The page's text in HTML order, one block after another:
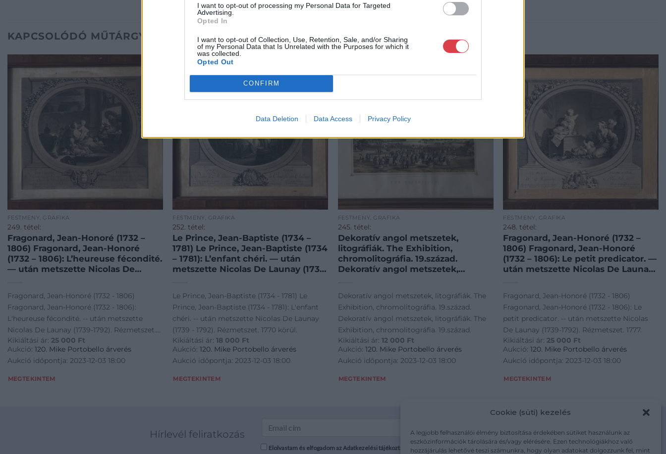
I want to opt-out of processing my Personal Data for Targeted
Advertising.
Opted In
I want to opt-out of Collection, Use, Retention, Sale, and/or Sharing
of my Personal Data that Is Unrelated with the Purposes for which it
was collected.
Opted Out
CONFIRM
Data Deletion Data Access Privacy Policy
Cookie (süti) kezelés
A legjobb felhasználói élmény biztosítása érdekében sütiket használunk az
eszközinformációk tárolására és/vagy elérésére. Ezen technológiákhoz való
hozzájárulás lehetővé teszi számunkra, hogy olyan adatokat dolgozzunk fel, mint
KAPCSOLÓDÓ MŰTÁRGYAK
FESTMÉNY, GRAFIKA
249. tétel:
Fragonard, Jean-Honoré (1732 –
1806) Fragonard, Jean-Honoré
(1732 – 1806): L’heureuse fécondité.
— után metszette Nicolas De
Fragonard, Jean-Honoré (1732 - 1806)
Fragonard, Jean-Honoré (1732 - 1806):
L'heureuse fécondité. -- után metszette
Nicolas De Launay (1739-1792). Rézmetszet.
1777.
Kikiáltási ár: 25 000 Ft
Aukció: 120. Mike Portobello árverés
Aukció időpontja: 2023-12-03 18:00
MEGTEKINTEM
FESTMÉNY, GRAFIKA
252. tétel:
Le Prince, Jean-Baptiste (1734 –
1781) Le Prince, Jean-Baptiste (1734
– 1781): L’enfant chéri. — után
metszette Nicolas De Launay (1739
Le Prince, Jean-Baptiste (1734 - 1781) Le
Prince, Jean-Baptiste (1734 - 1781): L'enfant
chéri. -- után metszette Nicolas De Launay
(1739 - 1792). Rézmetszet. 1770 körül.
Kikiáltási ár:18 000 Ft
Aukció:120. Mike Portobello árverés
Aukció időpontja: 2023-12-03 18:00
MEGTEKINTEM
FESTMÉNY, GRAFIKA
245. tétel:
Dekoratív angol metszetek,
litográfiák. The Exhibition,
chromolitográfia. 19.század.
Dekoratív angol metszetek,
Dekoratív angol metszetek, litográfiák. The
Exhibition, chromolitográfia. 19.század.
Dekoratív angol metszetek, litográfiák. The
Exhibition, chromolitográfia. 19.század.
Kikiáltási ár: 12 000 Ft
Aukció: 120. Mike Portobello árverés
Aukció időpontja: 2023-12-03 18:00
MEGTEKINTEM
FESTMÉNY, GRAFIKA
248. tétel:
Fragonard, Jean-Honoré (1732 –
1806) Fragonard, Jean-Honoré
(1732 – 1806): Le petit predicator. —
után metszette Nicolas De Launay
Fragonard, Jean-Honoré (1732 - 1806)
Fragonard, Jean-Honoré (1732 - 1806): Le
petit predicator. -- után metszette Nicolas
De Launay (1739-1792). Rézmetszet. 1777.
Kikiáltási ár: 25 000 Ft
Aukció:120. Mike Portobello árverés
Aukció időpontja: 2023-12-03 18:00
MEGTEKINTEM
Hírlevél feliratkozás
Elolvastam és elfogadom az Adatkezelési tájékoztatót: mutargy.com/adatkezelesi-tajekoztato/